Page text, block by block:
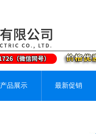
产品展示 最新促销